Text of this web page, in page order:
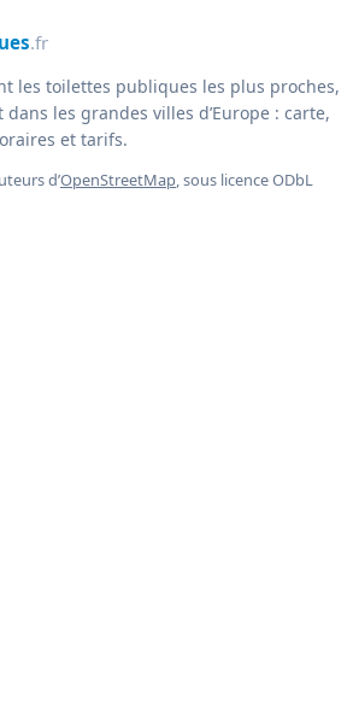
.fr
les toilettes publiques les plus proches,
les grandes villes d’Europe : carte,
et tarifs.
d’OpenStreetMap, sous licence ODbL